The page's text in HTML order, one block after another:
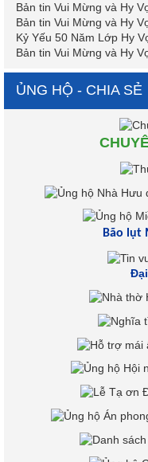
Bản tin Vui Mừng và Hy
Bản tin Vui Mừng và Hy
Kỷ Yếu 50 Năm Lớp Hy
Bản tin Vui Mừng và Hy
ỦNG HỘ - CHIA SẺ
Bão lụt